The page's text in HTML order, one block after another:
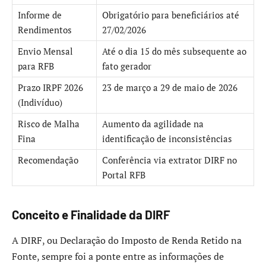
Informe de
Rendimentos
Obrigatório para beneficiários até
27/02/2026
Envio Mensal
para RFB
Até o dia 15 do mês subsequente ao
fato gerador
Prazo IRPF 2026
(Indivíduo)
23 de março a 29 de maio de 2026
Risco de Malha
Fina
Aumento da agilidade na
identificação de inconsistências
Recomendação
Conferência via extrator DIRF no
Portal RFB
Conceito e Finalidade da DIRF
A DIRF, ou Declaração do Imposto de Renda Retido na
Fonte, sempre foi a ponte entre as informações de